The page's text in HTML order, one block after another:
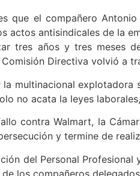
que el compañero
actos antisindicales de la
tres años y tres meses
Directiva volvió a
la multinacional explotadora
no acata la leyes
contra Walmart, la
y termine de
del Personal
los compañeros